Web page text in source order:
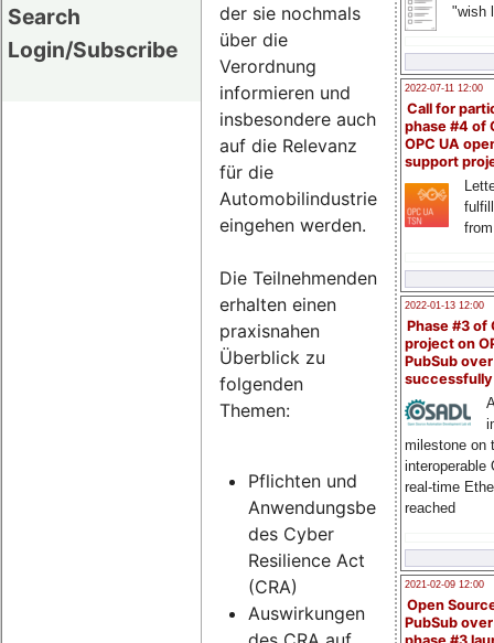
Search
Login/Subscribe
"wish
2022-07-11 12:00
Call for
phase #4 of
OPC UA
support
2022-01-13 12:00
Phase #3 of
project on
PubSub over
milestone on
interoperable
real-time
reached
2021-02-09 12:00
Open
PubSub
der sie nochmals
über die
Verordnung
informieren und
insbesondere auch
auf die Relevanz
für die
Automobilindustrie
eingehen werden.
Die Teilnehmenden
erhalten einen
praxisnahen
Überblick zu
folgenden
Themen:
Pflichten und
Anwendungsbereich
des Cyber
Resilience Act
(CRA)
Auswirkungen